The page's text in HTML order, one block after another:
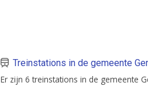
Treinstations in de gemeente
Er zijn 6 treinstations in de gemeente